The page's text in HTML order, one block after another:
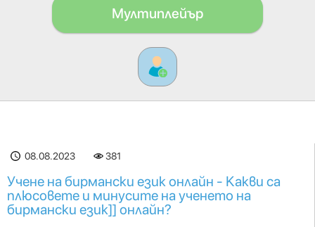
Мултиплейър
08.08.2023 381
Учене на бирмански език онлайн - Какви са
плюсовете и минусите на ученето на
бирмански език]] онлайн?